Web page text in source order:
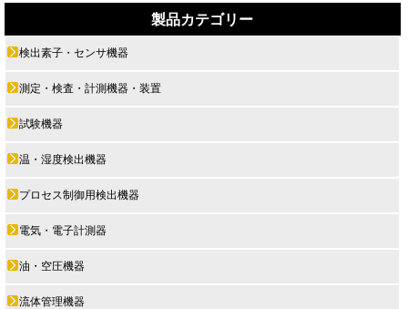
製品カテゴリー
検出素子・センサ機器
測定・検査・計測機器・装置
試験機器
温・湿度検出機器
プロセス制御用検出機器
電気・電子計測器
油・空圧機器
流体管理機器